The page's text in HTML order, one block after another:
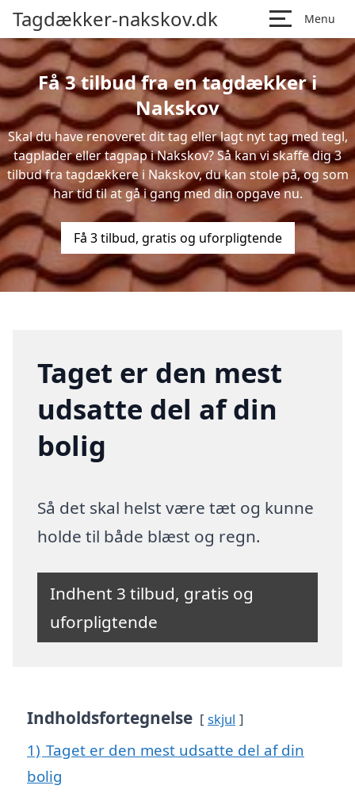
Tagdækker-nakskov.dk Menu
Få 3 tilbud fra en tagdækker i
Nakskov
Skal du have renoveret dit tag eller lagt nyt tag med tegl,
tagplader eller tagpap i Nakskov? Så kan vi skaffe dig 3
tilbud fra tagdækkere i Nakskov, du kan stole på, og som
har tid til at gå i gang med din opgave nu.
Få 3 tilbud, gratis og uforpligtende
Taget er den mest
udsatte del af din
bolig
Så det skal helst være tæt og kunne
holde til både blæst og regn.
Indhent 3 tilbud, gratis og
uforpligtende
Indholdsfortegnelse skjul
1) Taget er den mest udsatte del af din
bolig